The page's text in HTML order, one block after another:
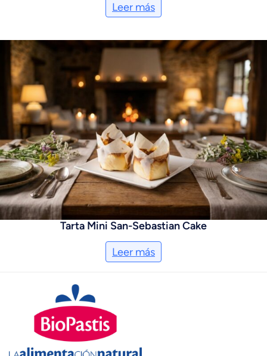
Leer más
Tarta Mini San-Sebastian Cake
Leer más